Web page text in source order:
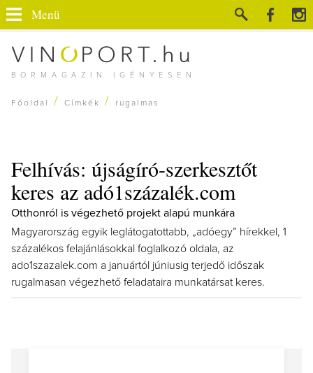
BORMAGAZIN IGÉNYESEN
Menü
Főoldal / Címkék / rugalmas
Felhívás: újságíró-szerkesztőt
keres az adó1százalék.com
Otthonról is végezhető projekt alapú munkára
Magyarország egyik leglátogatottabb, „adóegy” hírekkel, 1
százalékos felajánlásokkal foglalkozó oldala, az
ado1szazalek.com a januártól júniusig terjedő időszak
rugalmasan végezhető feladataira munkatársat keres.